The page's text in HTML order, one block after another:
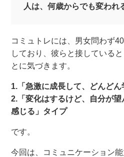
人は、何歳からでも変われ
コミュトレには、男女問わず
しており、彼らと接している
とに気づきます。
1.「急激に成長して、どんど
2.「変化はするけど、自分が
感じる」タイプ
です。
今回は、コミュニケーション